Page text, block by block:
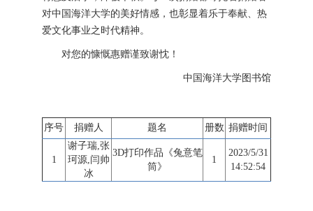
对中国海洋大学的美好情感，也彰显着乐于奉献、热
爱文化事业之时代精神。
对您的慷慨惠赠谨致谢忱！
中国海洋大学图书馆
序号 捐赠人 题名 册数 捐赠时间
1
谢子瑞,张
珂源,闫帅
冰
3D打印作品《兔意笔
筒》
1
2023/5/31
14:52:54